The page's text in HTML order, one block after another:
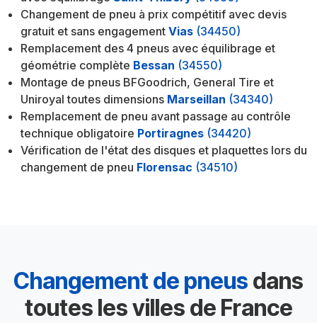
Changement de pneu à prix compétitif avec devis
gratuit et sans engagement Vias (34450)
Remplacement des 4 pneus avec équilibrage et
géométrie complète Bessan (34550)
Montage de pneus BFGoodrich, General Tire et
Uniroyal toutes dimensions Marseillan (34340)
Remplacement de pneu avant passage au contrôle
technique obligatoire Portiragnes (34420)
Vérification de l'état des disques et plaquettes lors du
changement de pneu Florensac (34510)
Changement de pneus dans
toutes les villes de France